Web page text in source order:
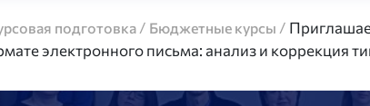
подготовка/ Бюджетные курсы /
электронного письма: анализ и коррекция